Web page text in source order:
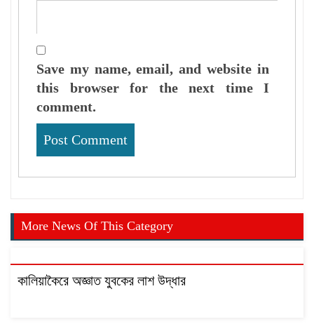
Save my name, email, and website in
this browser for the next time I
comment.
More News Of This Category
কালিয়াকৈরে অজ্ঞাত যুবকের লাশ উদ্ধার